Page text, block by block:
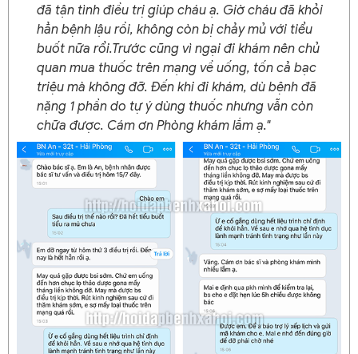
đã tận tình điều trị giúp cháu ạ. Giờ cháu đã khỏi
hẳn bệnh lậu rồi, không còn bị chảy mủ với tiểu
buốt nữa rổi.Trước cũng vì ngại đi khám nên chủ
quan mua thuốc trên mạng về uống, tốn cả bạc
triệu mà không đỡ. Đến khi đi khám, dù bệnh đã
nặng 1 phần do tự ý dùng thuốc nhưng vẫn còn
chữa được. Cám ơn Phòng khám lắm ạ."